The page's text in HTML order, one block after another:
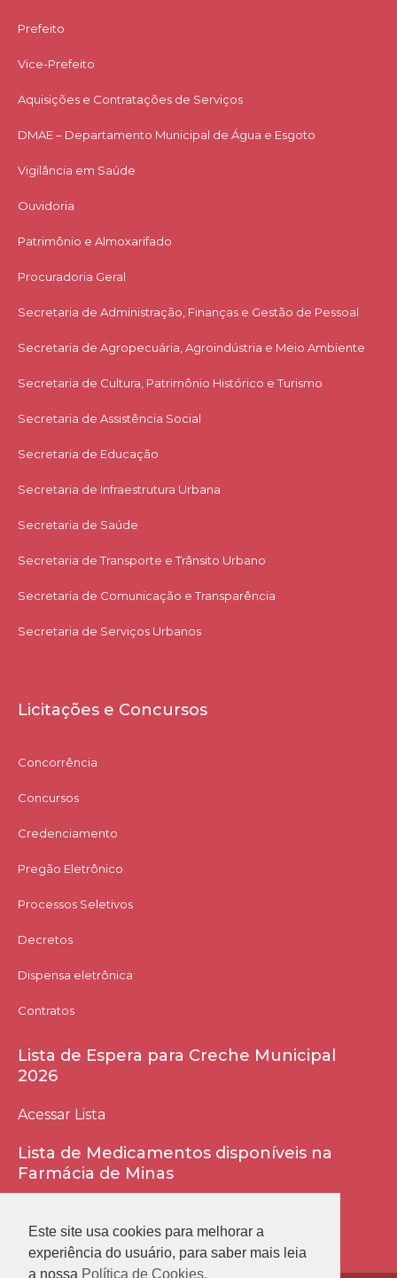
Prefeito
Vice-Prefeito
Aquisições e Contratações de Serviços​
DMAE – Departamento Municipal de Água e Esgoto
Vigilância em Saúde
Ouvidoria
Patrimônio e Almoxarifado
Procuradoria Geral
Secretaria de Administração, Finanças e Gestão de Pessoal
Secretaria de Agropecuária, Agroindústria e Meio Ambiente
Secretaria de Cultura, Patrimônio Histórico e Turismo
Secretaria de Assistência Social
Secretaria de Educação
Secretaria de Infraestrutura Urbana
Secretaria de Saúde
Secretaria de Transporte e Trânsito Urbano
Secretaria de Comunicação e Transparência
Secretaria de Serviços Urbanos
Licitações e Concursos
Concorrência
Concursos
Credenciamento
Pregão Eletrônico
Processos Seletivos
Decretos
Dispensa eletrônica
Contratos
Lista de Espera para Creche Municipal
2026
Acessar Lista
Lista de Medicamentos disponíveis na
Farmácia de Minas
Este site usa cookies para melhorar a
experiência do usuário, para saber mais leia
a nossa Política de Cookies.